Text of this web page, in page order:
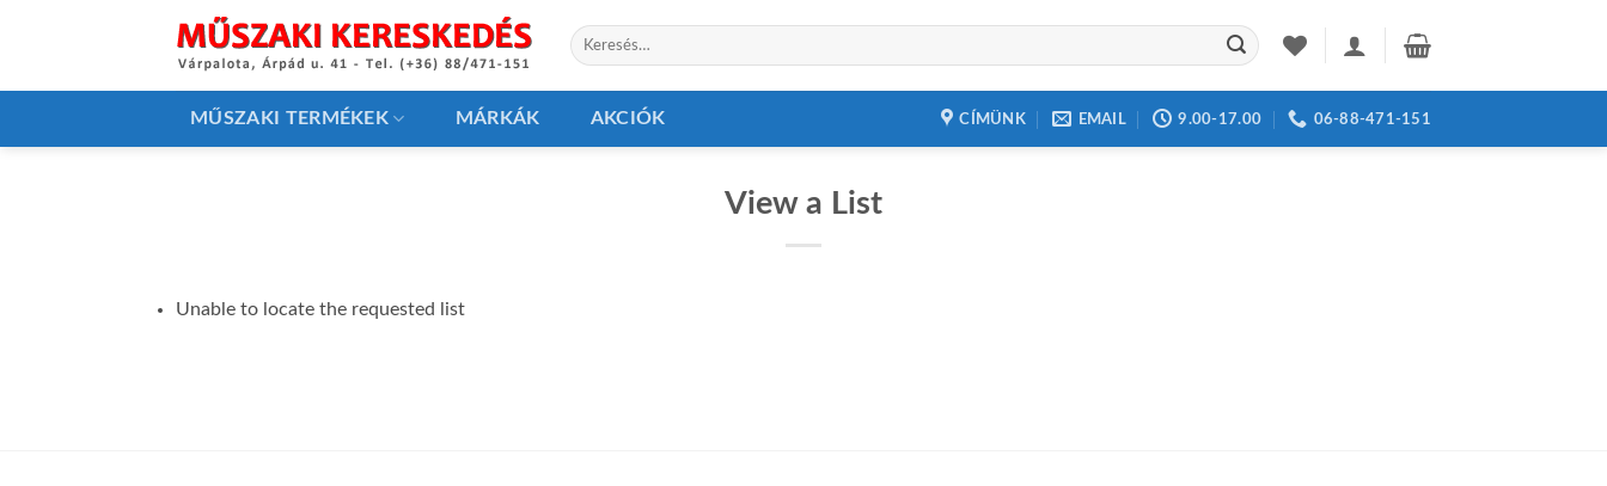
Keresés
a
MŰSZAKI TERMÉKEK MÁRKÁK AKCIÓK CÍMÜNK EMAIL 9.00-17.00 06-88-471-151
View a List
Unable to locate the requested list